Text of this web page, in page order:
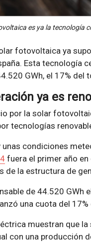
es ya la tecnología
fotovoltaica ya
Esta tecnología
GWh, el 17% del
ya es
por la solar
tecnologías
unas condiciones
fuera el primer año
de la estructura de
de 44.520 GWh
una cuota del 17%
muestran que
con una producción